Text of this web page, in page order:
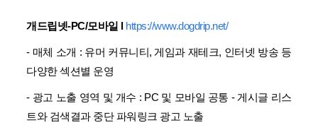
개드립넷-PC/모바일 l https://www.dogdrip.net/
- 매체 소개 : 유머 커뮤니티, 게임과 재테크, 인터넷 방송 등
다양한 섹션별 운영
- 광고 노출 영역 및 개수 : PC 및 모바일 공통 - 게시글 리스
트와 검색결과 중단 파워링크 광고 노출